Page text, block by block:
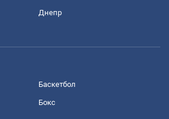
Днепр
Баскетбол
Бокс